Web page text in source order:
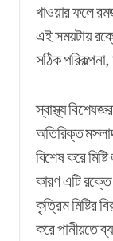
খাওয়ার ফলে
এই সময়টায়
সঠিক
স্বাস্থ্য
অতিরিক্ত
বিশেষ করে
কারণ এটি রক্তে
কৃত্রিম মিষ্টির
করে পানীয়তে